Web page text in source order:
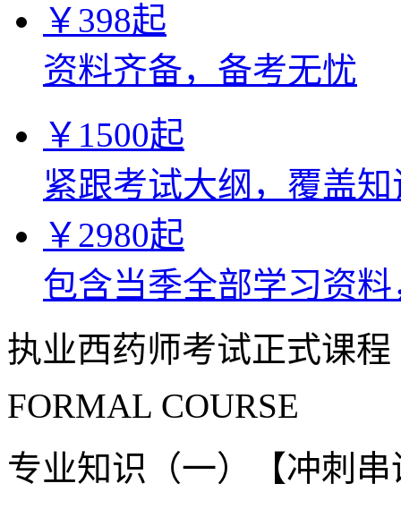
￥398起
资料齐备，备考无忧
￥ 1500起
紧跟考试大纲，覆盖
￥2980起
包含当季全部学习资
执业西药师考试正式课程
FORMAL COURSE
专业知识（一）【冲刺